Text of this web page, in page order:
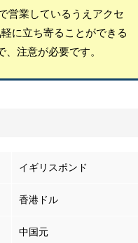
営業しているうえアクセ
に立ち寄ることができる
注意が必要です。
イギリスポンド
香港ドル
中国元